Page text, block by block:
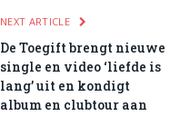
NEXT ARTICLE
De Toegift brengt nieuwe
single en video ‘liefde is
lang’ uit en kondigt
album en clubtour aan